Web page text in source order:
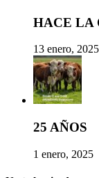
HACE LA
13 enero, 2025
25 AÑOS
1 enero, 2025